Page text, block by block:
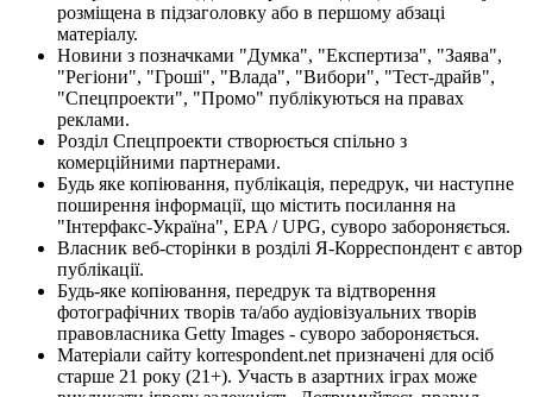
розміщена в підзаголовку або в першому абзаці
матеріалу.
Новини з позначками "Думка", "Експертиза", "Заява",
"Регіони", "Гроші", "Влада", "Вибори", "Тест-драйв",
"Спецпроекти", "Промо" публікуються на правах
реклами.
Розділ Спецпроекти створюється спільно з
комерційними партнерами.
Будь яке копіювання, публікація, передрук, чи наступне
поширення інформації, що містить посилання на
"Інтерфакс-Україна", EPA / UPG, суворо забороняється.
Власник веб-сторінки в розділі Я-Корреспондент є автор
публікації.
Будь-яке копіювання, передрук та відтворення
фотографічних творів та/або аудіовізуальних творів
правовласника Getty Images - суворо забороняється.
Матеріали сайту korrespondent.net призначені для осіб
старше 21 року (21+). Участь в азартних іграх може